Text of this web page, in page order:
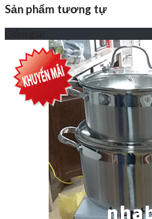
Sản phẩm tương tự